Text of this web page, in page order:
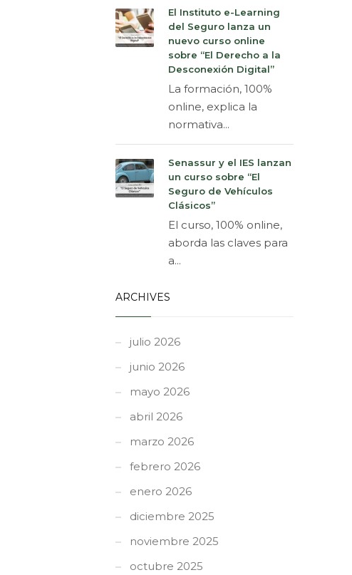
El Instituto e-Learning
del Seguro lanza un
nuevo curso online
sobre “El Derecho a la
Desconexión Digital”
La formación, 100%
online, explica la
normativa...
Senassur y el IES lanzan
un curso sobre “El
Seguro de Vehículos
Clásicos”
El curso, 100% online,
aborda las claves para
a...
ARCHIVES
julio 2026
junio 2026
mayo 2026
abril 2026
marzo 2026
febrero 2026
enero 2026
diciembre 2025
noviembre 2025
octubre 2025